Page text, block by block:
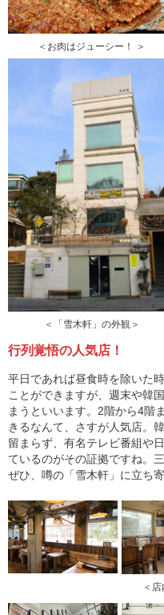
＜お肉はジューシー！ ＞
＜「雪木軒」の外観＞
行列覚悟の人気店！
平日であれば昼食時を除いた
ことができますが、週末や韓
まうといいます。2階から4階
きるなんて、さすが人気店。
留まらず、有名テレビ番組や
ているのがその証拠ですね。
ぜひ、噂の「雪木軒」に立ち
＜